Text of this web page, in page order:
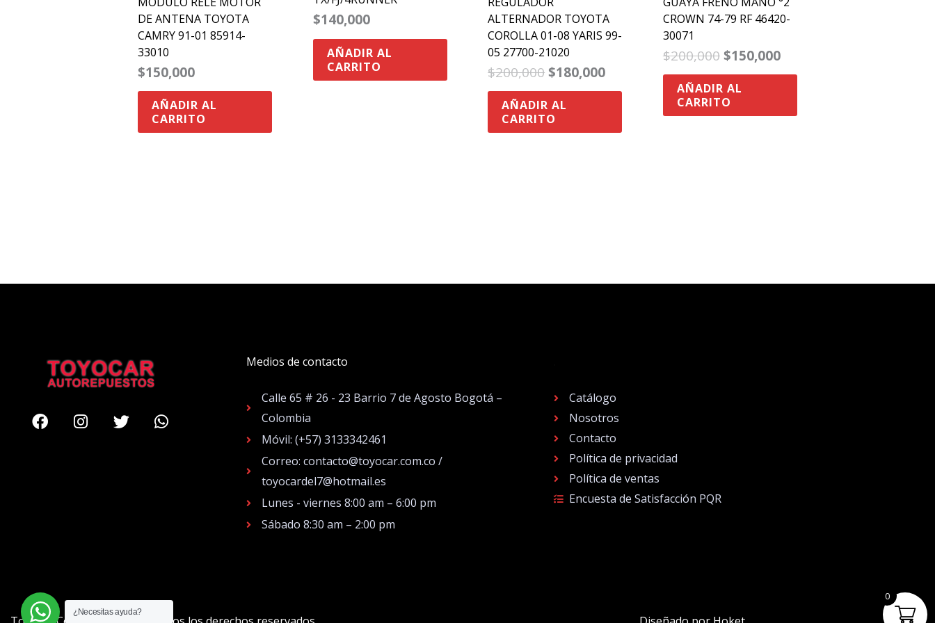
DE ANTENA TOYOTA
CAMRY 91-01 85914-
33010
$150,000
AÑADIR AL
CARRITO
$140,000
AÑADIR AL
CARRITO
ALTERNADOR TOYOTA
COROLLA 01-08 YARIS 99-
05 27700-21020
$200,000 $180,000
AÑADIR AL
CARRITO
CROWN 74-79 RF 46420-
30071
$200,000 $150,000
AÑADIR AL
CARRITO
FacebookInstagram
TwitterWhatsapp
Medios de contacto
Calle 65 # 26 - 23 Barrio 7 de Agosto Bogotá –
Colombia
Móvil: (+57) 3133342461
Correo: contacto@toyocar.com.co /
toyocardel7@hotmail.es
Lunes - viernes 8:00 am – 6:00 pm
Sábado 8:30 am – 2:00 pm
Catálogo
Nosotros
Contacto
Política de privacidad
Política de ventas
Encuesta de Satisfacción PQR
¿Necesitas ayuda?
0